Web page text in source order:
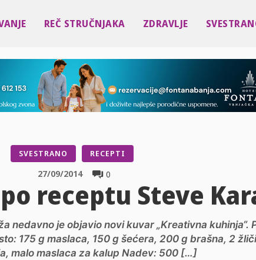
REČ STRUČNJAKA ZDRAVLJE
SVESTRANO RECEPTI
0
27/09/2014
receptu Steve
je objavio novi kuvar „Kreativna kuhinja“.
175 g maslaca, 150 g šećera, 200 g brašna, 2
malo maslaca za kalup Nadev: 500 […]